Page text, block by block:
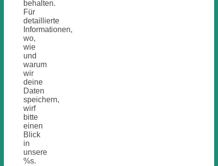
behalten.
Für
detaillierte
Informationen,
wo,
wie
und
warum
wir
deine
Daten
speichern,
wirf
bitte
einen
Blick
in
unsere
%s.